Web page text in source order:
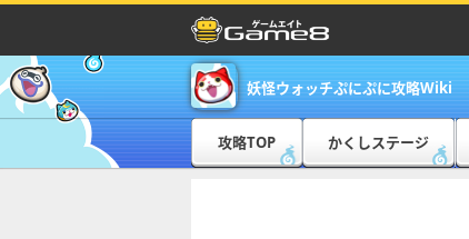
妖怪ウォッチぷにぷに攻略Wiki
攻略TOP かくしステージ